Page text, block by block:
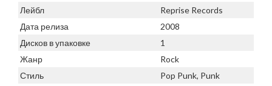
Лейбл
Reprise Records
Дата релиза
2008
Дисков в упаковке
1
Жанр
Rock
Стиль
Pop Punk, Punk